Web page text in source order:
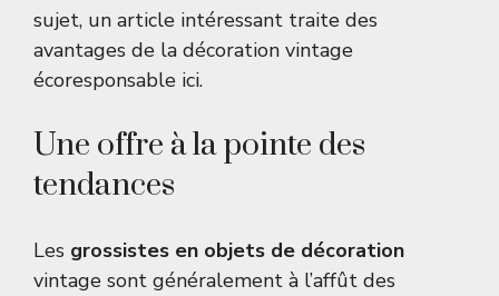
sujet, un article intéressant traite des
avantages de la décoration vintage
écoresponsable ici.
Une offre à la pointe des
tendances
Les grossistes en objets de décoration
vintage sont généralement à l’affût des